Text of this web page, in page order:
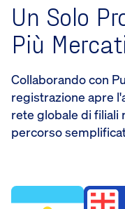
Un Solo
Più
Collaborando con
registrazione apre
rete globale di
percorso